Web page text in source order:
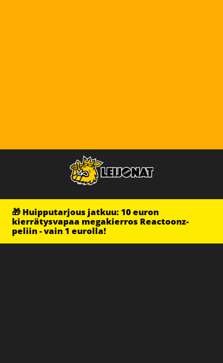
🎁 Huipputarjous jatkuu: 10 euron
kierrätysvapaa megakierros Reactoonz-
peliin - vain 1 eurolla!